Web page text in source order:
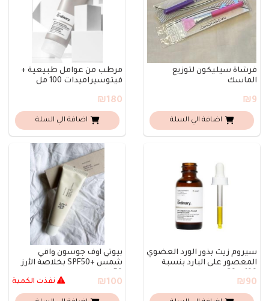
فرشاة سيليكون لتوزيع
الماسك
₪9
اضافة الي السلة
مرطب من عوامل طبيعية +
فيتوسيراميدات 100 مل
₪180
اضافة الي السلة
سيروم زيت بذور الورد العضوي
المعصور على البارد بنسبة
₪90
بيوتي أوف جوسون واقي
شمس +SPF50 بخلاصة الأرز
₪100 نفذت الكمية